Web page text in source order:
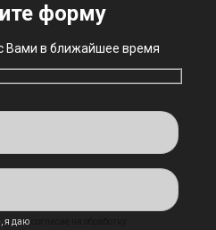
форму
Вами в ближайшее время
я даю